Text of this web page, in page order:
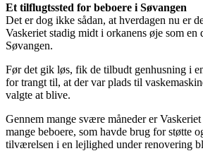
Et tilflugtssted for beboere i Søvangen
Det er dog ikke sådan, at hverdagen nu er
Vaskeriet stadig midt i orkanens øje som en
Søvangen.
Før det gik løs, fik de tilbudt genhusning i
for trangt til, at der var plads til
valgte at blive.
Gennem mange svære måneder er
mange beboere, som havde brug for støtte
tilværelsen i en lejlighed under renovering